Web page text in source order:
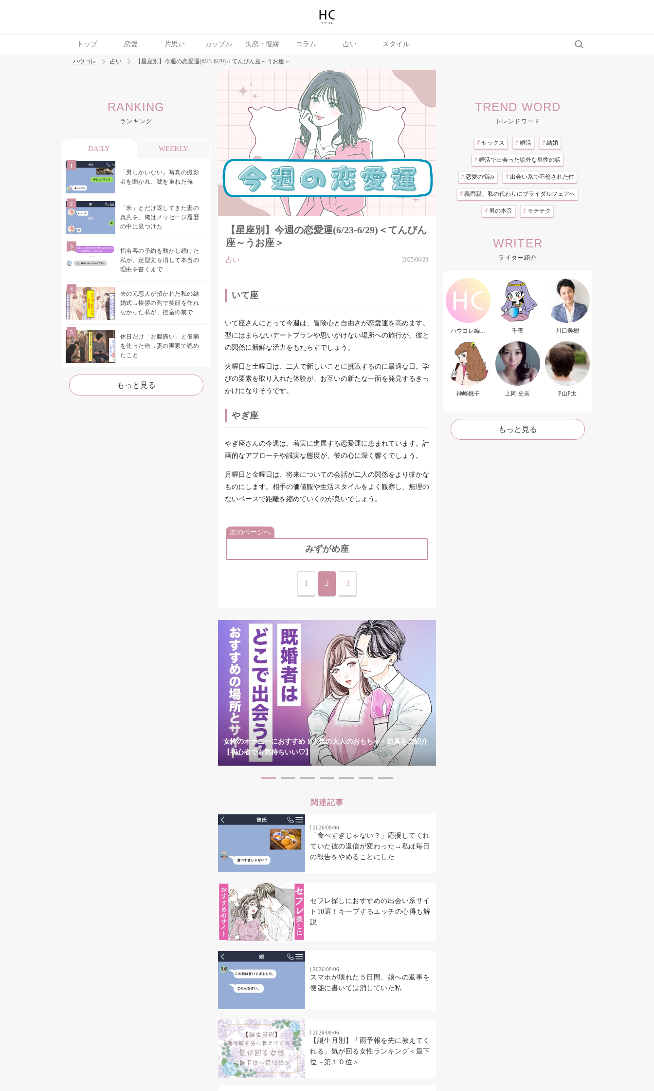
トップ 恋愛 片思い カップル 失恋・復縁 コラム 占い スタイル
トレンド ワード
ハウコレ 占い 【星座別】今週の恋愛運(6/23-6/29)＜てんびん座～うお座＞
RANKING
ランキング
DAILY WEEKLY
「男しかいない」写真の撮影
者を聞かれ、嘘を重ねた俺
「米」とだけ返してきた妻の
真意を、俺はメッセージ履歴
の中に見つけた
指名客の予約を動かし続けた
私が、定型文を消して本当の
理由を書くまで
夫の元恋人が招かれた私の結
婚式→挨拶の列で笑顔を作れ
なかった私が、控室の前で彼
休日だけ「お腹痛い」と仮病
を使った俺→妻の実家で認め
たこと
もっと見る
【星座別】今週の恋愛運(6/23-6/29)＜てんびん
座～うお座＞
占い 2025/06/23
いて座
いて座さんにとって今週は、冒険心と自由さが恋愛運を高めます。
型にはまらないデートプランや思いがけない場所への旅行が、彼と
の関係に新鮮な活力をもたらすでしょう。
火曜日と土曜日は、二人で新しいことに挑戦するのに最適な日。学
びの要素を取り入れた体験が、お互いの新たな一面を発見するきっ
かけになりそうです。
やぎ座
やぎ座さんの今週は、着実に進展する恋愛運に恵まれています。計
画的なアプローチや誠実な態度が、彼の心に深く響くでしょう。
月曜日と金曜日は、将来についての会話が二人の関係をより確かな
ものにします。相手の価値観や生活スタイルをよく観察し、無理の
ないペースで距離を縮めていくのが良いでしょう。
次のページへ
みずがめ座
1 2 3
女性のオナニーにおすすめ！人気の大人のおもちゃ・道具をご紹介
【初心者でも気持ちいい♡】
関連記事
2026/08/06
「食べすぎじゃない？」応援してくれ
ていた彼の返信が変わった→私は毎日
の報告をやめることにした
セフレ探しにおすすめの出会い系サイ
ト10選！キープするエッチの心得も解
説
2026/08/06
スマホが壊れた５日間、娘への返事を
便箋に書いては消していた私
2026/08/06
【誕生月別】「雨予報を先に教えてく
れる」気が回る女性ランキング＜最下
位～第１０位＞
TREND WORD
トレンドワード
# セックス # 婚活 # 結婚
# 婚活で出会った論外な男性の話
# 恋愛の悩み # 出会い系で不倫された件
# 義両親、私の代わりにブライダルフェアへ
# 男の本音 # モテテク
WRITER
ライター紹介
ハウコレ編集
千夜 川口美樹
神崎桃子 上岡 史奈 P山P太
もっと見る